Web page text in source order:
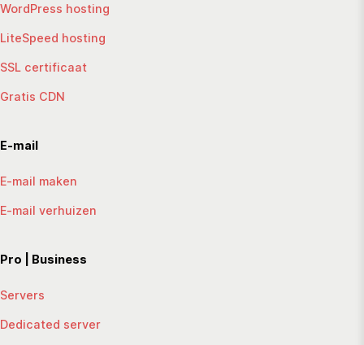
WordPress hosting
LiteSpeed hosting
SSL certificaat
Gratis CDN
E-mail
E-mail maken
E-mail verhuizen
Pro | Business
Servers
Dedicated server